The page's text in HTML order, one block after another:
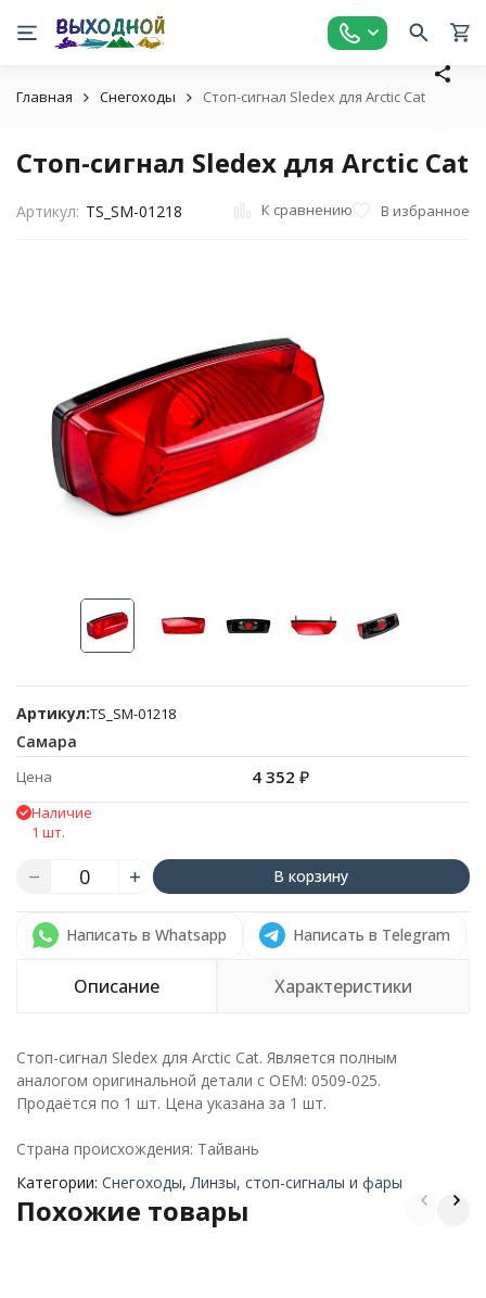
Главная Снегоходы Стоп-сигнал Sledex для Arctic Cat
Стоп-сигнал Sledex для Arctic Cat
Артикул: TS_SM-01218 К сравнению В избранное
Артикул:TS_SM-01218
Самара
Цена 4 352 ₽
Наличие
1 шт.
В корзину
Написать в Whatsapp Написать в Telegram
Описание Характеристики
Стоп-сигнал Sledex для Arctic Cat. Является полным
аналогом оригинальной детали с ОЕМ: 0509-025.
Продаётся по 1 шт. Цена указана за 1 шт.
Страна происхождения: Тайвань
Категории: Снегоходы,Линзы, стоп-сигналы и фары
Похожие товары